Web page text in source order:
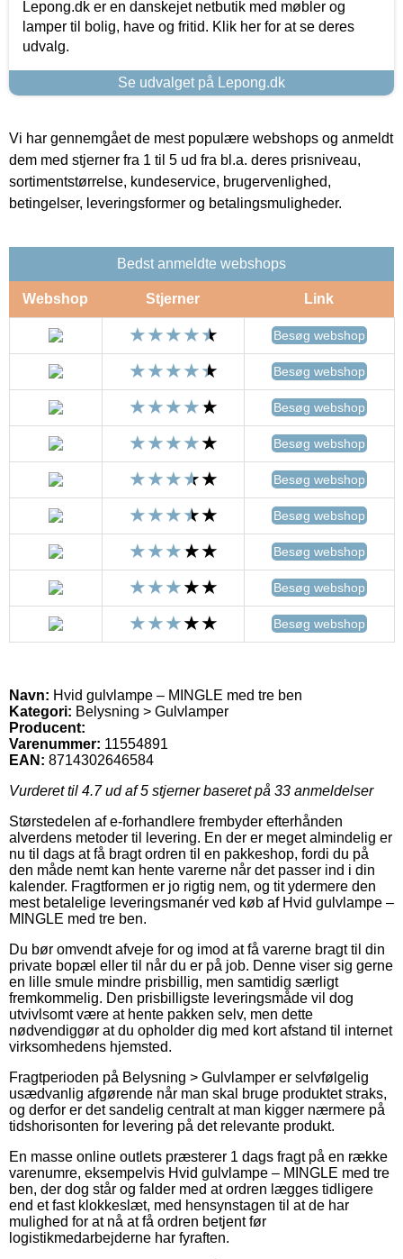
Lepong.dk er en danskejet netbutik med møbler og
lamper til bolig, have og fritid. Klik her for at se deres
udvalg.
Se udvalget på Lepong.dk
Vi har gennemgået de mest populære webshops og anmeldt
dem med stjerner fra 1 til 5 ud fra bl.a. deres prisniveau,
sortimentstørrelse, kundeservice, brugervenlighed,
betingelser, leveringsformer og betalingsmuligheder.
Bedst anmeldte webshops
Webshop Stjerner Link
Besøg webshop
Besøg webshop
Besøg webshop
Besøg webshop
Besøg webshop
Besøg webshop
Besøg webshop
Besøg webshop
Besøg webshop
Navn: Hvid gulvlampe – MINGLE med tre ben
Kategori: Belysning > Gulvlamper
Producent:
Varenummer: 11554891
EAN: 8714302646584
Vurderet til 4.7ud af 5 stjerner baseret på 33 anmeldelser
Størstedelen af e-forhandlere frembyder efterhånden
alverdens metoder til levering. En der er meget almindelig er
nu til dags at få bragt ordren til en pakkeshop, fordi du på
den måde nemt kan hente varerne når det passer ind i din
kalender. Fragtformen er jo rigtig nem, og tit ydermere den
mest betalelige leveringsmanér ved køb af Hvid gulvlampe –
MINGLE med tre ben.
Du bør omvendt afveje for og imod at få varerne bragt til din
private bopæl eller til når du er på job. Denne viser sig gerne
en lille smule mindre prisbillig, men samtidig særligt
fremkommelig. Den prisbilligste leveringsmåde vil dog
utvivlsomt være at hente pakken selv, men dette
nødvendiggør at du opholder dig med kort afstand til internet
virksomhedens hjemsted.
Fragtperioden på Belysning > Gulvlamper er selvfølgelig
usædvanlig afgørende når man skal bruge produktet straks,
og derfor er det sandelig centralt at man kigger nærmere på
tidshorisonten for levering på det relevante produkt.
En masse online outlets præsterer 1 dags fragt på en række
varenumre, eksempelvis Hvid gulvlampe – MINGLE med tre
ben, der dog står og falder med at ordren lægges tidligere
end et fast klokkeslæt, med hensynstagen til at de har
mulighed for at nå at få ordren betjent før
logistikmedarbejderne har fyraften.